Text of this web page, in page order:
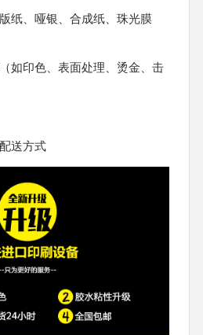
纸、哑银、合成纸、珠光膜
如印色、表面处理、烫金、击
送方式